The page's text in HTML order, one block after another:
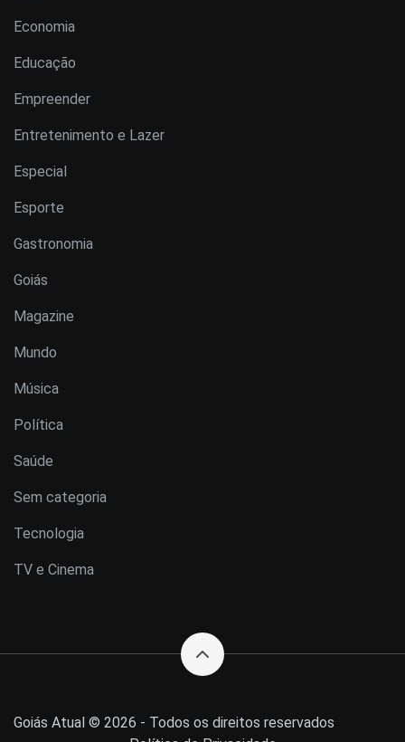
Economia
Educação
Empreender
Entretenimento e Lazer
Especial
Esporte
Gastronomia
Goiás
Magazine
Mundo
Música
Política
Saúde
Sem categoria
Tecnologia
TV e Cinema
Goiás Atual © 2026 - Todos os direitos reservados